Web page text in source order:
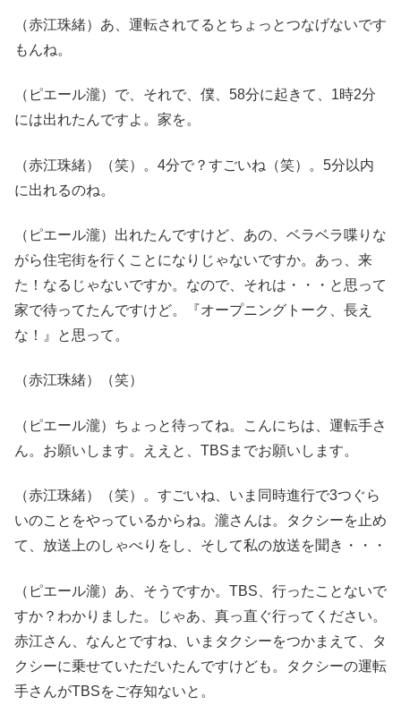
（赤江珠緒）あ、運転されてるとちょっとつなげないです
もんね。
（ピエール瀧）で、それで、僕、58分に起きて、1時2分
には出れたんですよ。家を。
（赤江珠緒）（笑）。4分で？すごいね（笑）。5分以内
に出れるのね。
（ピエール瀧）出れたんですけど、あの、ベラベラ喋りな
がら住宅街を行くことになりじゃないですか。あっ、来
た！なるじゃないですか。なので、それは・・・と思って
家で待ってたんですけど。『オープニングトーク、長え
な！』と思って。
（赤江珠緒）（笑）
（ピエール瀧）ちょっと待ってね。こんにちは、運転手さ
ん。お願いします。ええと、TBSまでお願いします。
（赤江珠緒）（笑）。すごいね、いま同時進行で3つぐら
いのことをやっているからね。瀧さんは。タクシーを止め
て、放送上のしゃべりをし、そして私の放送を聞き・・・
（ピエール瀧）あ、そうですか。TBS、行ったことないで
すか？わかりました。じゃあ、真っ直ぐ行ってください。
赤江さん、なんとですね、いまタクシーをつかまえて、タ
クシーに乗せていただいたんですけども。タクシーの運転
手さんがTBSをご存知ないと。